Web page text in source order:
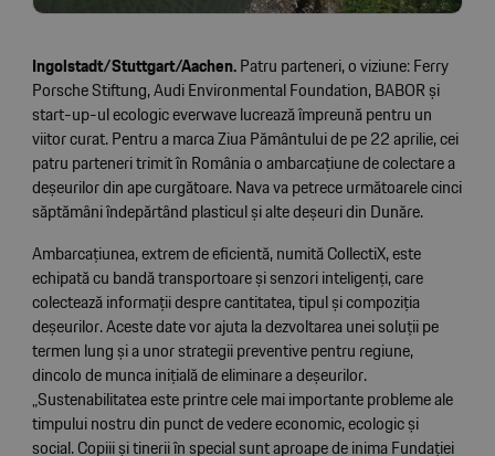
Ingolstadt/Stuttgart/Aachen.Patru parteneri, o viziune: Ferry
Porsche Stiftung, Audi Environmental Foundation, BABOR și
start-up-ul ecologic everwave lucrează împreună pentru un
viitor curat. Pentru a marca Ziua Pământului de pe 22 aprilie, cei
patru parteneri trimit în România o ambarcațiune de colectare a
deșeurilor din ape curgătoare. Nava va petrece următoarele cinci
săptămâni îndepărtând plasticul și alte deșeuri din Dunăre.
Ambarcațiunea, extrem de eficientă, numită CollectiX, este
echipată cu bandă transportoare și senzori inteligenți, care
colectează informații despre cantitatea, tipul și compoziția
deșeurilor. Aceste date vor ajuta la dezvoltarea unei soluții pe
termen lung și a unor strategii preventive pentru regiune,
dincolo de munca inițială de eliminare a deșeurilor.
„Sustenabilitatea este printre cele mai importante probleme ale
timpului nostru din punct de vedere economic, ecologic și
social. Copiii și tinerii în special sunt aproape de inima Fundației